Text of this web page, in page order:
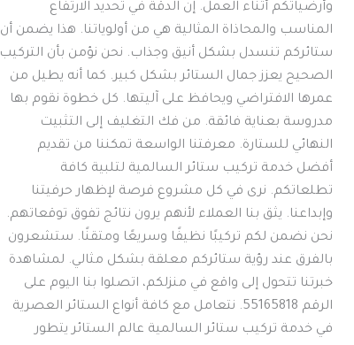
وأرضياتكم أثناء العمل. إن الدقة في تحديد الارتفاع
المناسب والمحاذاة المثالية هي من أولوياتنا. هذا يضمن أن
ستائركم تنسدل بشكل أنيق وجذاب. نحن نؤمن بأن التركيب
الصحيح يعزز جمال الستائر بشكل كبير. كما أنه يطيل من
عمرها الافتراضي ويحافظ على آليتها. كل خطوة نقوم بها
مدروسة بعناية فائقة. من فك التغليف إلى التثبيت
النهائي للستارة. معرفتنا الواسعة تمكننا من تقديم
أفضل خدمة تركيب ستائر السالمية لتلبية كافة
تطلعاتكم. نرى في كل مشروع فرصة لإظهار حرفيتنا
وإبداعنا. يثق بنا العملاء لأنهم يرون نتائج تفوق توقعاتهم.
نحن نضمن لكم تركيبًا نظيفًا وسريعًا ومتقنًا. ستشعرون
بالفرق عند رؤية ستائركم معلقة بشكل مثالي. لمشاهدة
خبرتنا تتحول إلى واقع في منزلكم، اتصلوا بنا اليوم على
الرقم 55165818. نتعامل مع كافة أنواع الستائر العصرية
في خدمة تركيب ستائر السالمية عالم الستائر يتطور